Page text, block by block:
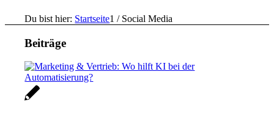
Du bist hier: Startseite1 / Social Media
Beiträge